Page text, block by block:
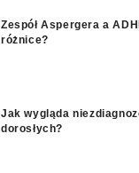
Zespół Aspergera a
różnice?
Jak wygląda
dorosłych?